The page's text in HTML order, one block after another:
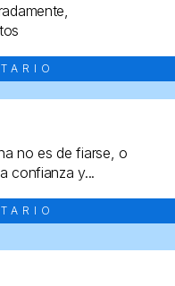
no es de fiarse, o
confianza y...